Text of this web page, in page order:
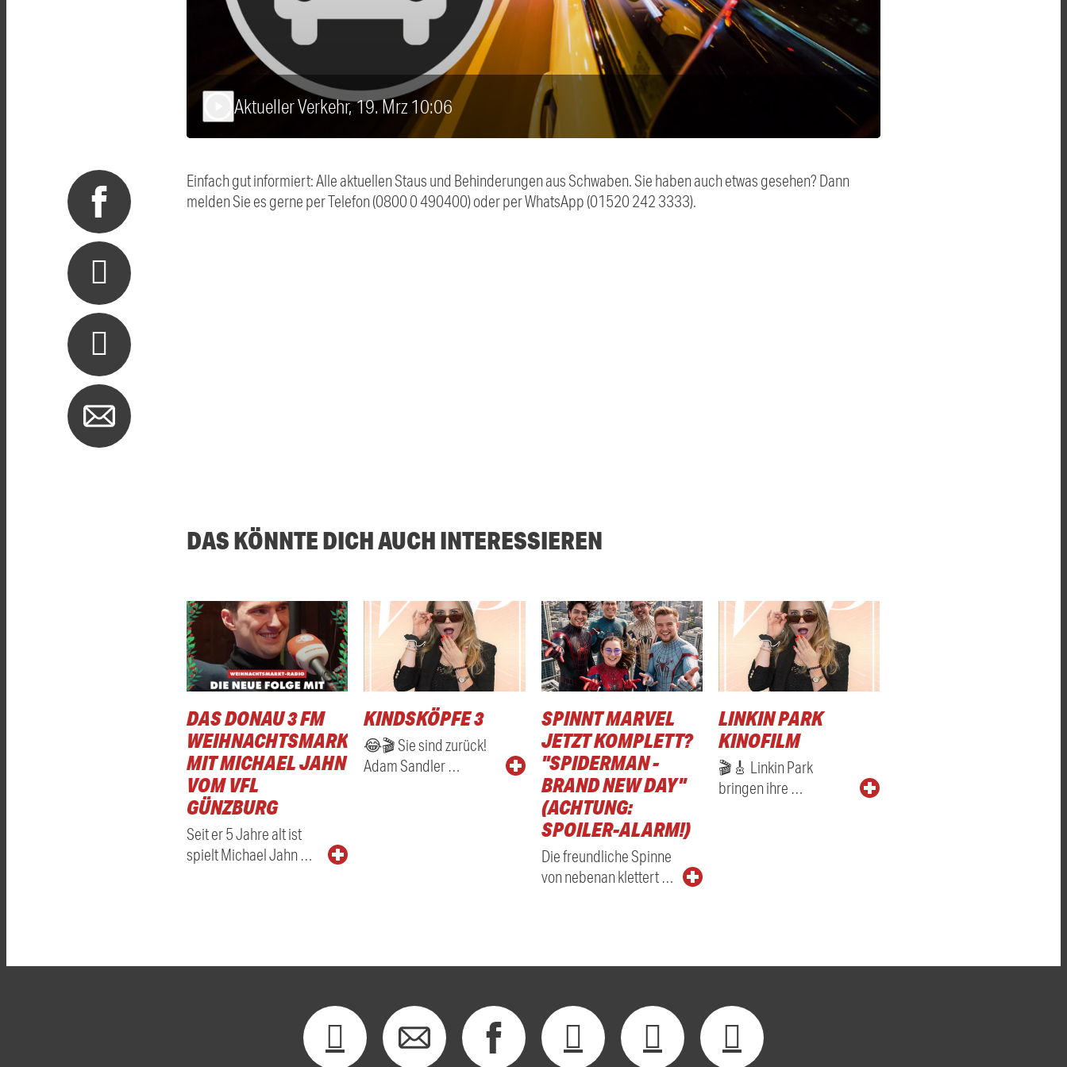
Aktueller Verkehr, 19. Mrz 10:06
Einfach gut informiert: Alle aktuellen Staus und Behinderungen aus Schwaben. Sie haben auch etwas gesehen? Dann
melden Sie es gerne per Telefon (0800 0 490400) oder per WhatsApp (01520 242 3333).
DAS KÖNNTE DICH AUCH INTERESSIEREN
DAS DONAU 3 FM
WEIHNACHTSMARKTRADIO
MIT MICHAEL JAHN
VOM VFL
GÜNZBURG
Seit er 5 Jahre alt ist
spielt Michael Jahn …
KINDSKÖPFE 3
😂🎬 Sie sind zurück!
Adam Sandler …
SPINNT MARVEL
JETZT KOMPLETT?
"SPIDERMAN -
BRAND NEW DAY"
(ACHTUNG:
SPOILER-ALARM!)
Die freundliche Spinne
von nebenan klettert …
LINKIN PARK
KINOFILM
🎬🎸 Linkin Park
bringen ihre …